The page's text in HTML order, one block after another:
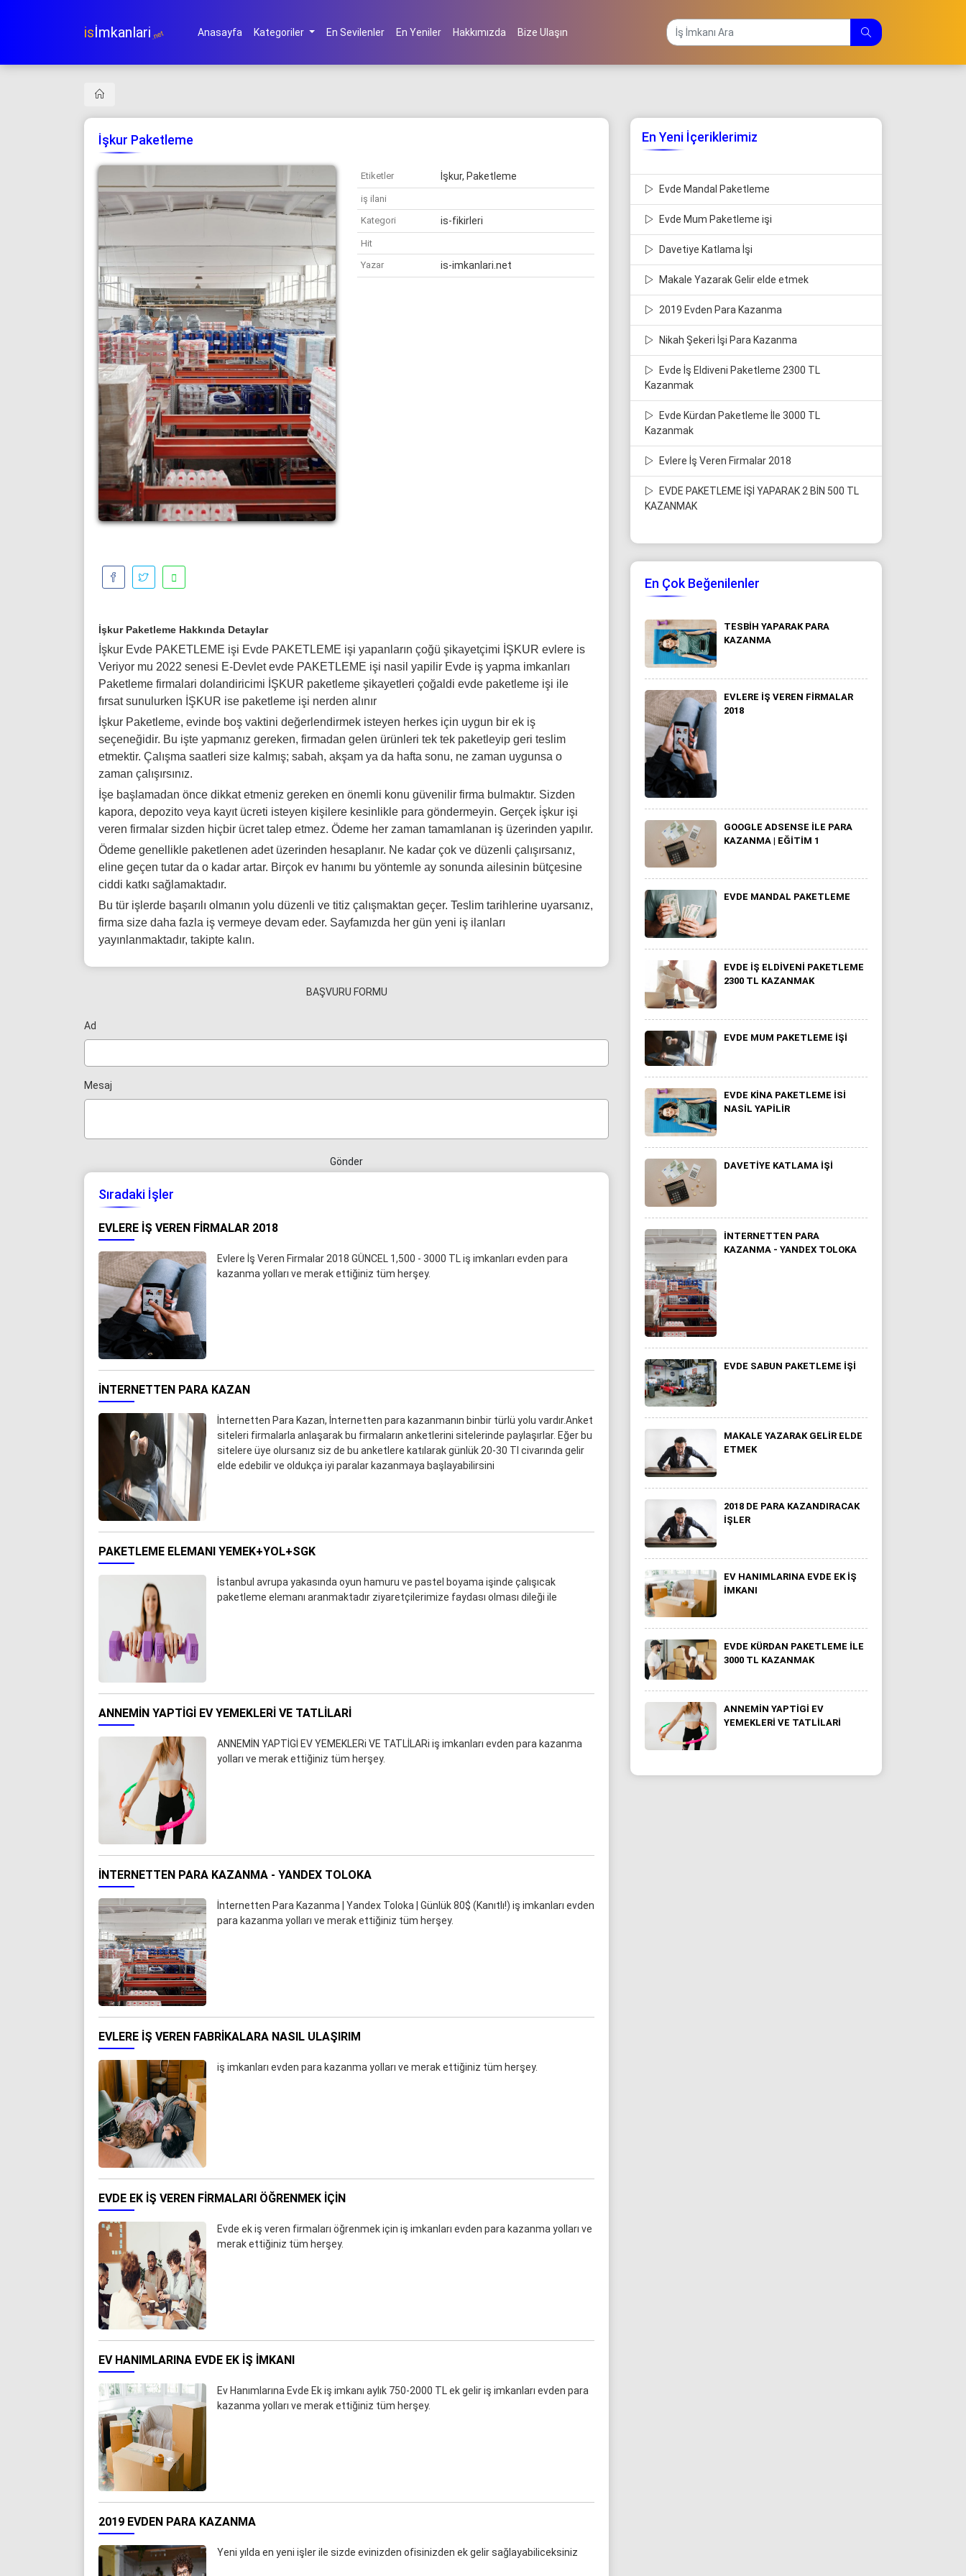
isİmkanlari.net Anasayfa Kategoriler En Sevilenler En Yeniler Hakkımızda Bize Ulaşın
İşkur Paketleme
Etiketler İşkur, Paketleme
iş ilani
Kategori
is-fikirleri
Hit
Yazar
is-imkanlari.net
İşkur Paketleme Hakkında Detaylar
İşkur Evde PAKETLEME işi Evde PAKETLEME işi yapanların çoğü şikayetçimi İŞKUR evlere is
Veriyor mu 2022 senesi E-Devlet evde PAKETLEME işi nasil yapilir Evde iş yapma imkanları
Paketleme firmalari dolandiricimi İŞKUR paketleme şikayetleri çoğaldi evde paketleme işi ile
fırsat sunulurken İŞKUR ise paketleme işi nerden alınır
İşkur Paketleme, evinde boş vaktini değerlendirmek isteyen herkes için uygun bir ek iş
seçeneğidir. Bu işte yapmanız gereken, firmadan gelen ürünleri tek tek paketleyip geri teslim
etmektir. Çalışma saatleri size kalmış; sabah, akşam ya da hafta sonu, ne zaman uygunsa o
zaman çalışırsınız.
İşe başlamadan önce dikkat etmeniz gereken en önemli konu güvenilir firma bulmaktır. Sizden
kapora, depozito veya kayıt ücreti isteyen kişilere kesinlikle para göndermeyin. Gerçek i̇şkur işi
veren firmalar sizden hiçbir ücret talep etmez. Ödeme her zaman tamamlanan iş üzerinden yapılır.
Ödeme genellikle paketlenen adet üzerinden hesaplanır. Ne kadar çok ve düzenli çalışırsanız,
eline geçen tutar da o kadar artar. Birçok ev hanımı bu yöntemle ay sonunda ailesinin bütçesine
ciddi katkı sağlamaktadır.
Bu tür işlerde başarılı olmanın yolu düzenli ve titiz çalışmaktan geçer. Teslim tarihlerine uyarsanız,
firma size daha fazla iş vermeye devam eder. Sayfamızda her gün yeni iş ilanları
yayınlanmaktadır, takipte kalın.
BAŞVURU FORMU
Ad
Mesaj
Gönder
Sıradaki İşler
EVLERE İŞ VEREN FIRMALAR 2018
Evlere İş Veren Firmalar 2018 GÜNCEL 1,500 - 3000 TL iş imkanları evden para
kazanma yolları ve merak ettiğiniz tüm herşey.
İNTERNETTEN PARA KAZAN
İnternetten Para Kazan, İnternetten para kazanmanın binbir türlü yolu vardır.Anket
siteleri firmalarla anlaşarak bu firmaların anketlerini sitelerinde paylaşırlar. Eğer bu
sitelere üye olursanız siz de bu anketlere katılarak günlük 20-30 Tl civarında gelir
elde edebilir ve oldukça iyi paralar kazanmaya başlayabilirsini
PAKETLEME ELEMANI YEMEK+YOL+SGK
İstanbul avrupa yakasında oyun hamuru ve pastel boyama işinde çalışıcak
paketleme elemanı aranmaktadır ziyaretçilerimize faydası olması dileği ile
ANNEMİN YAPTİGİ EV YEMEKLERI VE TATLİLARI
ANNEMİN YAPTİGİ EV YEMEKLERi VE TATLİLARi iş imkanları evden para kazanma
yolları ve merak ettiğiniz tüm herşey.
İNTERNETTEN PARA KAZANMA - YANDEX TOLOKA
İnternetten Para Kazanma | Yandex Toloka | Günlük 80$ (Kanıtlı!) iş imkanları evden
para kazanma yolları ve merak ettiğiniz tüm herşey.
EVLERE İŞ VEREN FABRIKALARA NASIL ULAŞIRIM
iş imkanları evden para kazanma yolları ve merak ettiğiniz tüm herşey.
EVDE EK IŞ VEREN FIRMALARI ÖĞRENMEK IÇIN
Evde ek iş veren firmaları öğrenmek için iş imkanları evden para kazanma yolları ve
merak ettiğiniz tüm herşey.
EV HANIMLARINA EVDE EK IŞ IMKANI
Ev Hanımlarına Evde Ek iş imkanı aylık 750-2000 TL ek gelir iş imkanları evden para
kazanma yolları ve merak ettiğiniz tüm herşey.
2019 EVDEN PARA KAZANMA
Yeni yılda en yeni işler ile sizde evinizden ofisinizden ek gelir sağlayabiliceksiniz
En Yeni İçeriklerimiz
Evde Mandal Paketleme
Evde Mum Paketleme işi
Davetiye Katlama İşi
Makale Yazarak Gelir elde etmek
2019 Evden Para Kazanma
Nikah Şekeri İşi Para Kazanma
Evde İş Eldiveni Paketleme 2300 TL
Kazanmak
Evde Kürdan Paketleme İle 3000 TL
Kazanmak
Evlere İş Veren Firmalar 2018
EVDE PAKETLEME İŞİ YAPARAK 2 BİN 500 TL
KAZANMAK
En Çok Beğenilenler
TESBIH YAPARAK PARA
KAZANMA
EVLERE İŞ VEREN FIRMALAR
2018
GOOGLE ADSENSE İLE PARA
KAZANMA | EĞITIM 1
EVDE MANDAL PAKETLEME
EVDE İŞ ELDIVENI PAKETLEME
2300 TL KAZANMAK
EVDE MUM PAKETLEME IŞI
EVDE KINA PAKETLEME ISI
NASIL YAPILIR
DAVETIYE KATLAMA İŞI
İNTERNETTEN PARA
KAZANMA - YANDEX TOLOKA
EVDE SABUN PAKETLEME İŞI
MAKALE YAZARAK GELIR ELDE
ETMEK
2018 DE PARA KAZANDIRACAK
İŞLER
EV HANIMLARINA EVDE EK IŞ
IMKANI
EVDE KÜRDAN PAKETLEME İLE
3000 TL KAZANMAK
ANNEMİN YAPTİGİ EV
YEMEKLERI VE TATLİLARI